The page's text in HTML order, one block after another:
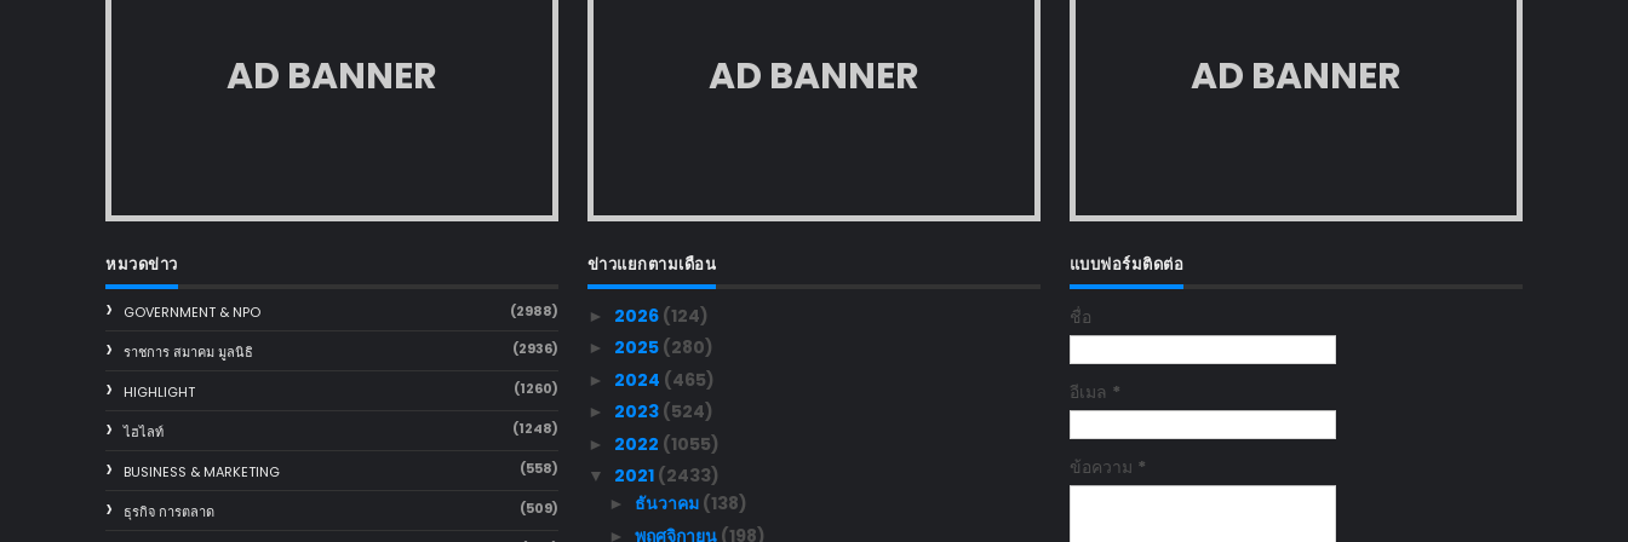
AD BANNER
หมวดข่าว
GOVERNMENT & NPO (2988)
ราชการ สมาคม มูลนิธิ (2936)
HIGHLIGHT (1260)
ไฮไลท์ (1248)
BUSINESS & MARKETING (558)
ธุรกิจ การตลาด (509)
AD BANNER
ข่าวแยกตามเดือน
► 2026 (124)
► 2025 (280)
► 2024 (465)
► 2023 (524)
► 2022 (1055)
▼ 2021 (2433)
► ธันวาคม (138)
► พฤศจิกายน (198)
AD BANNER
แบบฟอร์มติดต่อ
ชื่อ
อีเมล *
ข้อความ *